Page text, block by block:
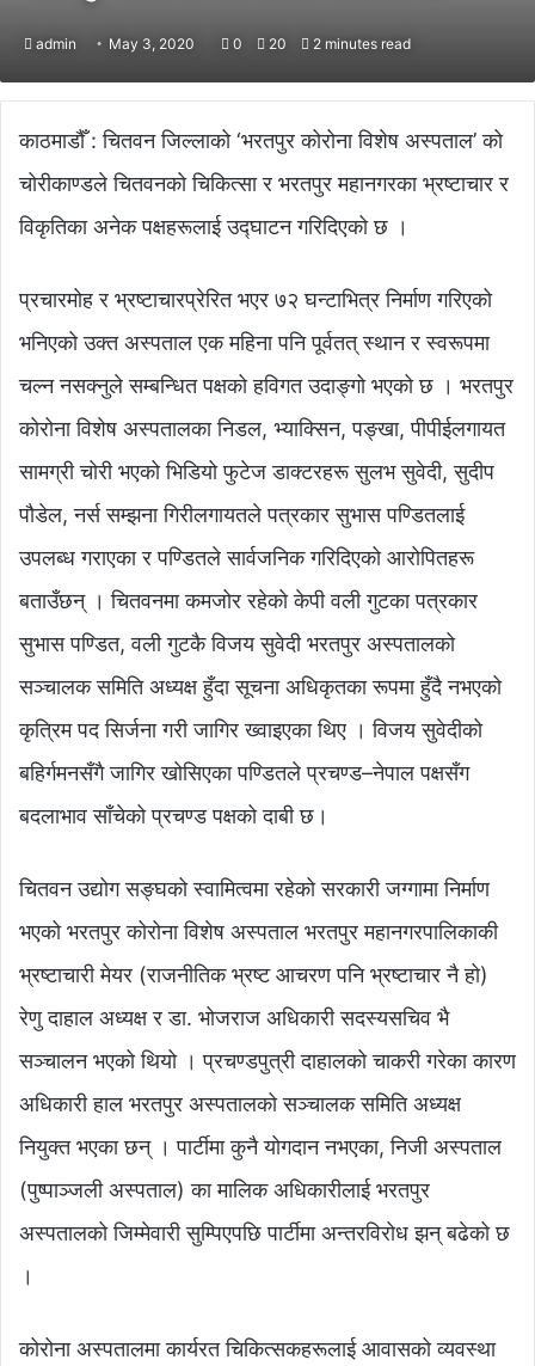
admin May 3, 2020 0 20 2 minutes read
काठमाडौँ : चितवन जिल्लाको ‘भरतपुर कोरोना विशेष अस्पताल’ को
चोरीकाण्डले चितवनको चिकित्सा र भरतपुर महानगरका भ्रष्टाचार र
विकृतिका अनेक पक्षहरूलाई उद्घाटन गरिदिएको छ ।
प्रचारमोह र भ्रष्टाचारप्रेरित भएर ७२ घन्टाभित्र निर्माण गरिएको
भनिएको उक्त अस्पताल एक महिना पनि पूर्वतत् स्थान र स्वरूपमा
चल्न नसक्नुले सम्बन्धित पक्षको हविगत उदाङ्गो भएको छ । भरतपुर
कोरोना विशेष अस्पतालका निडल, भ्याक्सिन, पङ्खा, पीपीईलगायत
सामग्री चोरी भएको भिडियो फुटेज डाक्टरहरू सुलभ सुवेदी, सुदीप
पौडेल, नर्स सम्झना गिरीलगायतले पत्रकार सुभास पण्डितलाई
उपलब्ध गराएका र पण्डितले सार्वजनिक गरिदिएको आरोपितहरू
बताउँछन् । चितवनमा कमजोर रहेको केपी वली गुटका पत्रकार
सुभास पण्डित, वली गुटकै विजय सुवेदी भरतपुर अस्पतालको
सञ्चालक समिति अध्यक्ष हुँदा सूचना अधिकृतका रूपमा हुँदै नभएको
कृत्रिम पद सिर्जना गरी जागिर ख्वाइएका थिए । विजय सुवेदीको
बहिर्गमनसँगै जागिर खोसिएका पण्डितले प्रचण्ड–नेपाल पक्षसँग
बदलाभाव साँचेको प्रचण्ड पक्षको दाबी छ।
चितवन उद्योग सङ्घको स्वामित्वमा रहेको सरकारी जग्गामा निर्माण
भएको भरतपुर कोरोना विशेष अस्पताल भरतपुर महानगरपालिकाकी
भ्रष्टाचारी मेयर (राजनीतिक भ्रष्ट आचरण पनि भ्रष्टाचार नै हो)
रेणु दाहाल अध्यक्ष र डा. भोजराज अधिकारी सदस्यसचिव भै
सञ्चालन भएको थियो । प्रचण्डपुत्री दाहालको चाकरी गरेका कारण
अधिकारी हाल भरतपुर अस्पतालको सञ्चालक समिति अध्यक्ष
नियुक्त भएका छन् । पार्टीमा कुनै योगदान नभएका, निजी अस्पताल
(पुष्पाञ्जली अस्पताल) का मालिक अधिकारीलाई भरतपुर
अस्पतालको जिम्मेवारी सुम्पिएपछि पार्टीमा अन्तरविरोध झन् बढेको छ
।
कोरोना अस्पतालमा कार्यरत चिकित्सकहरूलाई आवासको व्यवस्था